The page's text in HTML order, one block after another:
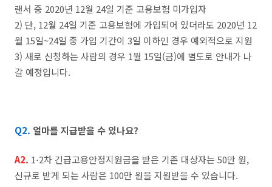
랜서 중 2020년 12월 24일 기준 고용보험 미가입자
2) 단, 12월 24일 기준 고용보험에 가입되어 있더라도 2020년 12
월 15일~24일 중 가입 기간이 3일 이하인 경우 예외적으로 지원
3) 새로 신청하는 사람의 경우 1월 15일(금)에 별도로 안내가 나
갈 예정입니다.
Q2. 얼마를 지급받을 수 있나요?
A2. 1⋅2차 긴급고용안정지원금을 받은 기존 대상자는 50만 원,
신규로 받게 되는 사람은 100만 원을 지원받을 수 있습니다.